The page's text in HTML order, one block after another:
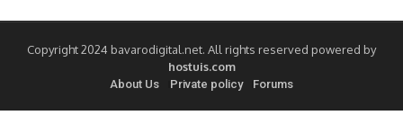
Copyright 2024 bavarodigital.net. All rights reserved powered by
hostuis.com
About Us Private policy Forums